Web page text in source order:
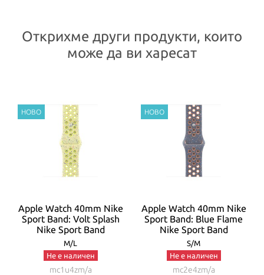
Открихме други продукти, които
може да ви харесат
Apple Watch 40mm Nike
Sport Band: Volt Splash
Nike Sport Band
M/L
Не е наличен
mc1u4zm/a
Apple Watch 40mm Nike
Sport Band: Blue Flame
Nike Sport Band
S/M
Не е наличен
mc2e4zm/a